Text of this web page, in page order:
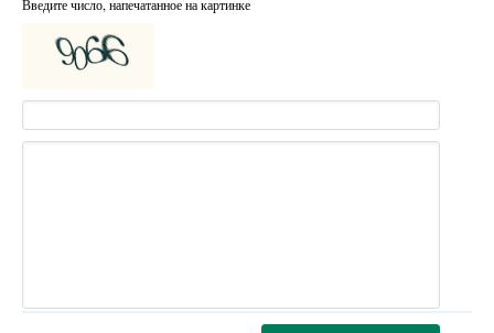
Введите число, напечатанное на картинке